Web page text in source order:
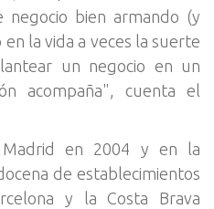
bien armando (y
la vida a veces la suerte
un negocio en un
acompaña", cuenta el
Madrid en 2004 y en la
de establecimientos
y la Costa Brava